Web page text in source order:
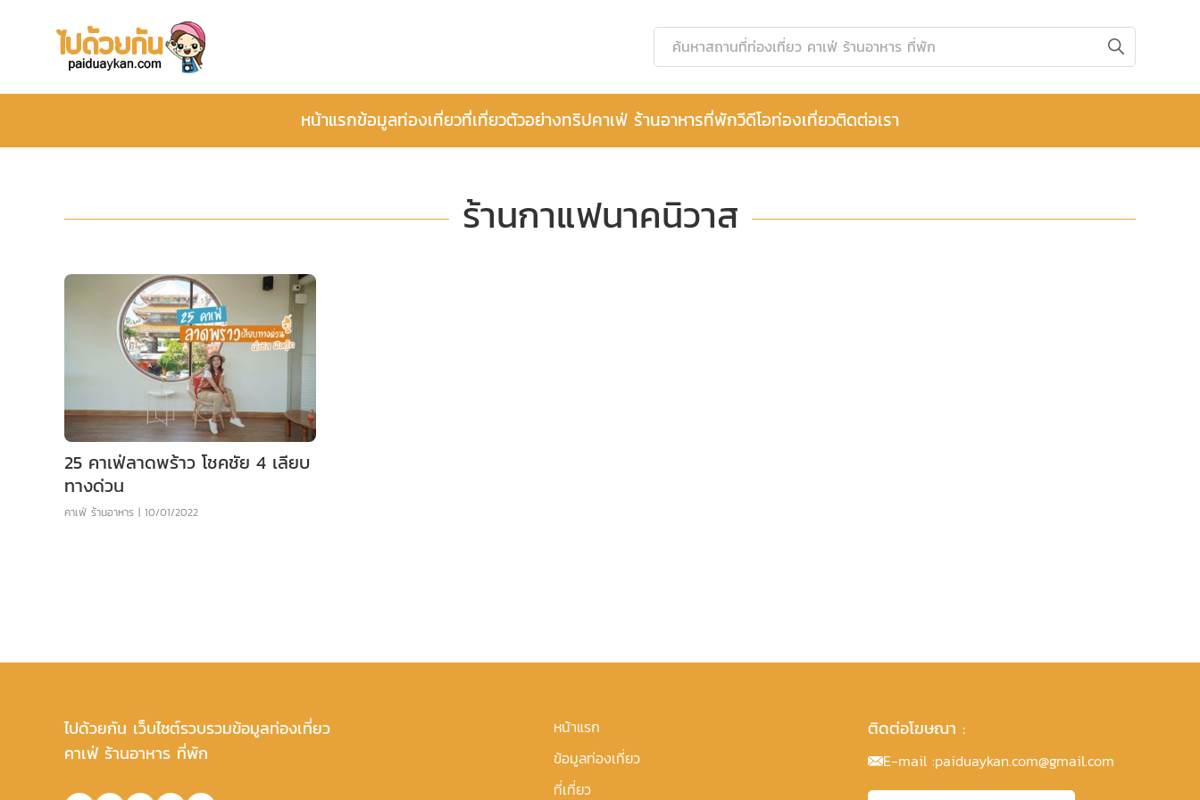
หน้าแรกข้อมูลท่องเที่ยวที่เที่ยวตัวอย่างทริปคาเฟ่ ร้านอาหารที่พักวีดีโอท่องเที่ยวติดต่อเรา
ร้านกาแฟนาคนิวาส
25 คาเฟ่ลาดพร้าว โชคชัย 4 เลียบ
ทางด่วน
คาเฟ่ ร้านอาหาร | 10/01/2022
ไปด้วยกัน เว็บไซต์รวบรวมข้อมูลท่องเที่ยว
คาเฟ่ ร้านอาหาร ที่พัก
หน้าแรก
ข้อมูลท่องเที่ยว
ที่เที่ยว
ติดต่อโฆษณา :
E-mail :paiduaykan.com@gmail.com